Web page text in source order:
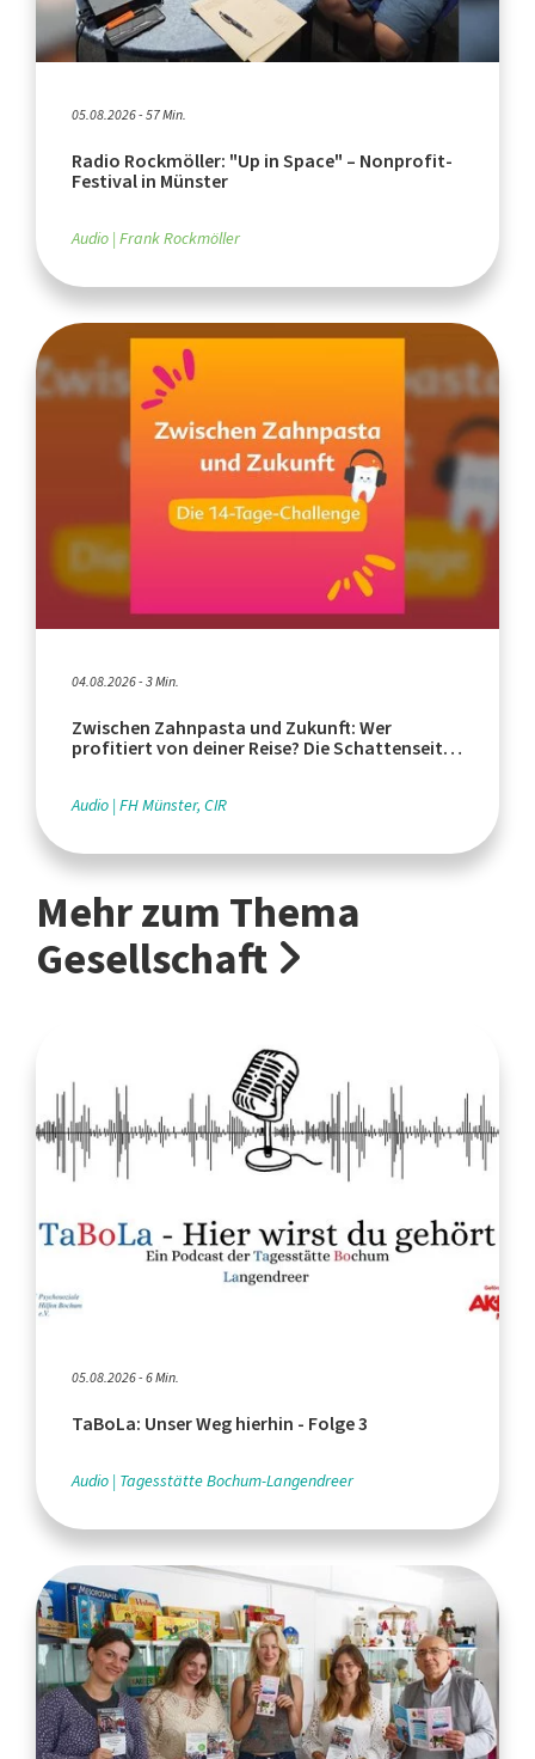
05.08.2026 - 57 Min.
Radio Rockmöller: "Up in Space" – Nonprofit-
Festival in Münster
Audio Frank Rockmöller
04.08.2026 - 3 Min.
Zwischen Zahnpasta und Zukunft: Wer
profitiert von deiner Reise? Die Schattenseiten
Audio FH Münster, CIR
Mehr zum Thema
Gesellschaft
05.08.2026 - 6 Min.
TaBoLa: Unser Weg hierhin - Folge 3
Audio Tagesstätte Bochum-Langendreer